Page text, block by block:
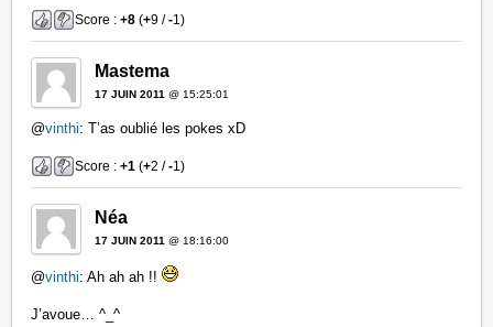
Score :+8 (+9 /-1)
Mastema
17 JUIN 2011 @ 15:25:01
@vinthi: T’as oublié les pokes xD
Score :+1 (+2 /-1)
Néa
17 JUIN 2011 @ 18:16:00
@vinthi: Ah ah ah !!
J’avoue… ^_^